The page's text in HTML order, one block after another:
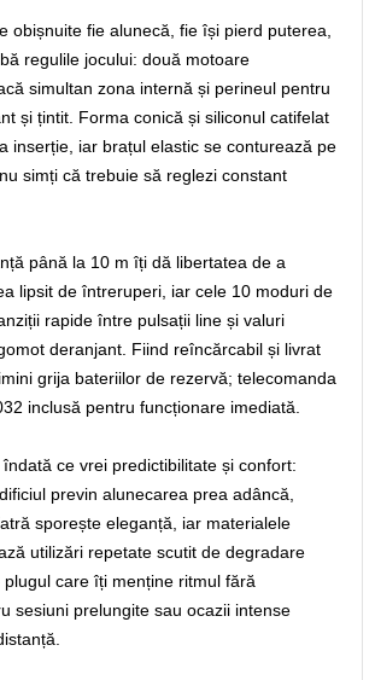
obișnuite fie alunecă, fie își pierd puterea,
regulile jocului: două motoare
simultan zona internă și perineul pentru
și țintit. Forma conică și siliconul catifelat
inserție, iar brațul elastic se conturează pe
simți că trebuie să reglezi constant
până la 10 m îți dă libertatea de a
lipsit de întreruperi, iar cele 10 moduri de
rapide între pulsații line și valuri
deranjant. Fiind reîncărcabil și livrat
grija bateriilor de rezervă; telecomanda
inclusă pentru funcționare imediată.
ce vrei predictibilitate și confort:
previn alunecarea prea adâncă,
sporește eleganță, iar materialele
utilizări repetate scutit de degradare
plugul care îți menține ritmul fără
sesiuni prelungite sau ocazii intense